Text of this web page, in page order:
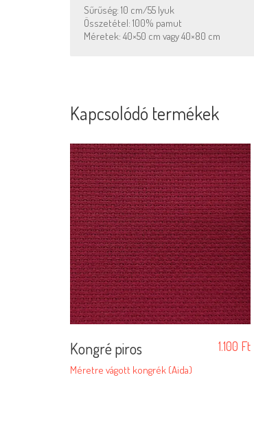
Sűrűség: 10 cm/55 lyuk
Összetétel: 100% pamut
Méretek: 40×50 cm vagy 40×80 cm
Kapcsolódó termékek
Kongré piros
Méretre vágott kongrék (Aida)
1.100 Ft